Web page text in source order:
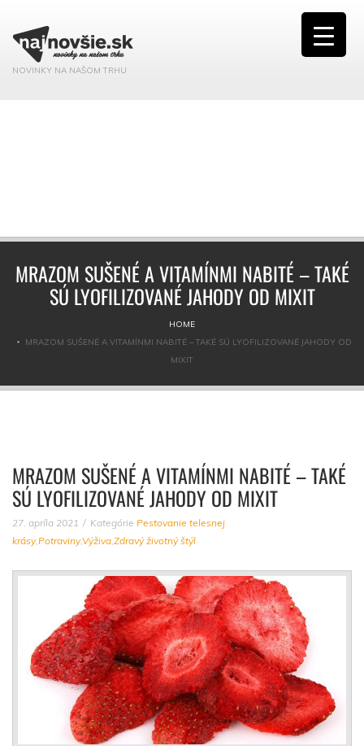
NOVINKY NA NAŠOM TRHU
MRAZOM SUŠENÉ A VITAMÍNMI NABITÉ – TAKÉ
SÚ LYOFILIZOVANÉ JAHODY OD MIXIT
HOME
MRAZOM SUŠENÉ A VITAMÍNMI NABITÉ – TAKÉ SÚ LYOFILIZOVANÉ JAHODY OD
MIXIT
MRAZOM SUŠENÉ A VITAMÍNMI NABITÉ – TAKÉ
SÚ LYOFILIZOVANÉ JAHODY OD MIXIT
27. apríla 2021 Kategórie Pestovanie telesnej
krásy,Potraviny,Výživa,Zdravý životný štýl